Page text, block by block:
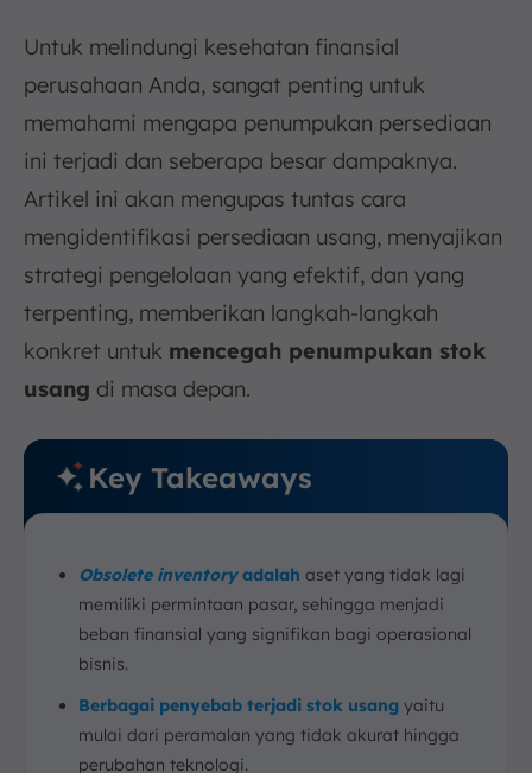
Untuk melindungi kesehatan finansial
perusahaan Anda, sangat penting untuk
memahami mengapa penumpukan persediaan
ini terjadi dan seberapa besar dampaknya.
Artikel ini akan mengupas tuntas cara
mengidentifikasi persediaan usang, menyajikan
strategi pengelolaan yang efektif, dan yang
terpenting, memberikan langkah-langkah
konkret untuk mencegah penumpukan stok
usang di masa depan.
Key Takeaways
Obsolete inventoryadalah aset yang tidak lagi
memiliki permintaan pasar, sehingga menjadi
beban finansial yang signifikan bagi operasional
bisnis.
Berbagai penyebab terjadi stok usang yaitu
mulai dari peramalan yang tidak akurat hingga
perubahan teknologi.